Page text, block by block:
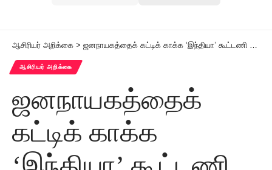
ஆசிரியர் அறிக்கை > ஜனநாயகத்தைக் கட்டிக் காக்க ‘இந்தியா’ கூட்டணி ஒன்றுபட்டு விட்டுக் கொடுத்து பொது எதிரியை வீழ்த்த வேண்டும்
ஆசிரியர் அறிக்கை
ஜனநாயகத்தைக்
கட்டிக் காக்க